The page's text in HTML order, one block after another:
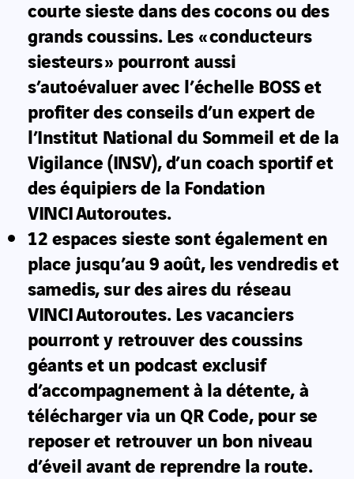
courte sieste dans des cocons ou des
grands coussins. Les « conducteurs
siesteurs » pourront aussi
s’autoévaluer avec l’échelle BOSS et
profiter des conseils d’un expert de
l’Institut National du Sommeil et de la
Vigilance (INSV), d’un coach sportif et
des équipiers de la Fondation
VINCI Autoroutes.
12 espaces sieste sont également en
place jusqu’au 9 août, les vendredis et
samedis, sur des aires du réseau
VINCI Autoroutes. Les vacanciers
pourront y retrouver des coussins
géants et un podcast exclusif
d’accompagnement à la détente, à
télécharger via un QR Code, pour se
reposer et retrouver un bon niveau
d’éveil avant de reprendre la route.